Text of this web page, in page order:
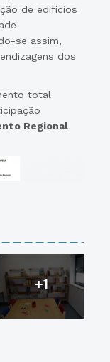
de edifícios
se assim,
dos
total
Regional
+1